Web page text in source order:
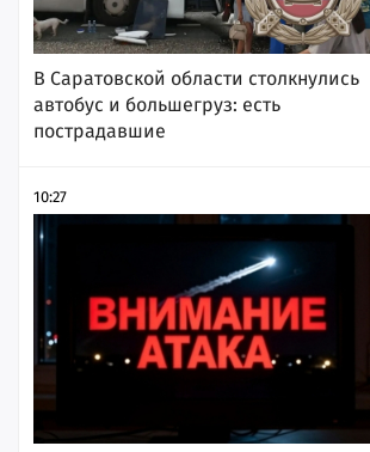
В Саратовской области столкнулись
автобус и большегруз: есть
пострадавшие
10:27